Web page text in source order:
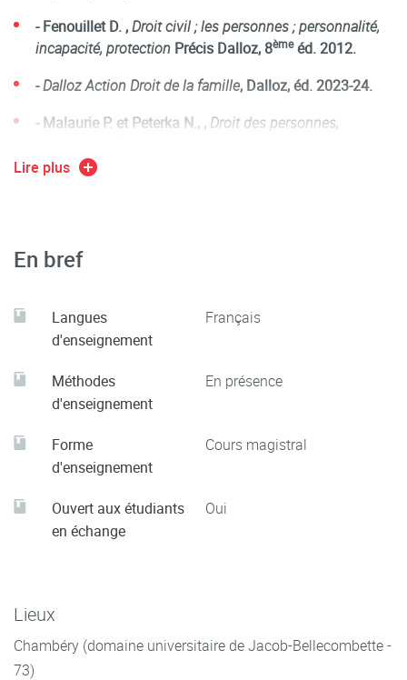
- Fenouillet D. ,Droit civil ; les personnes ; personnalité,
incapacité, protection Précis Dalloz, 8èmeéd. 2012.
-Dalloz Action Droit de la famille, Dalloz, éd. 2023-24.
- Malaurie P. et Peterka N., , Droit des personnes,
- Peterka N., Caron-Deglise A., Arbellot F.,
2020.
èmeéd. 2023.
Lire plus
En bref
Langues
d'enseignement
Français
Méthodes
d'enseignement
En présence
Forme
d'enseignement
Cours magistral
Ouvert aux étudiants
en échange
Oui
Lieux
Chambéry (domaine universitaire de Jacob-Bellecombette -
73)